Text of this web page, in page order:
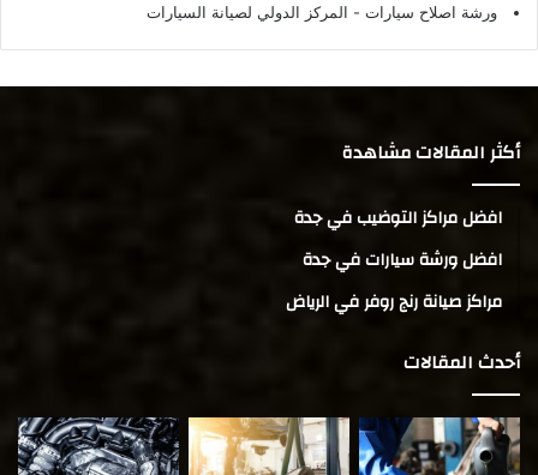
ورشة اصلاح سيارات - المركز الدولي لصيانة السيارات
أكثر المقالات مشاهدة
افضل مراكز التوضيب في جدة
افضل ورشة سيارات في جدة
مراكز صيانة رنج روفر في الرياض
أحدث المقالات